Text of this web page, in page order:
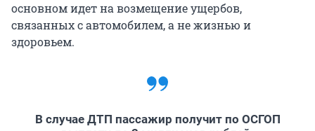
основном идет на возмещение ущербов,
связанных с автомобилем, а не жизнью и
здоровьем.
В случае ДТП пассажир получит по ОСГОП